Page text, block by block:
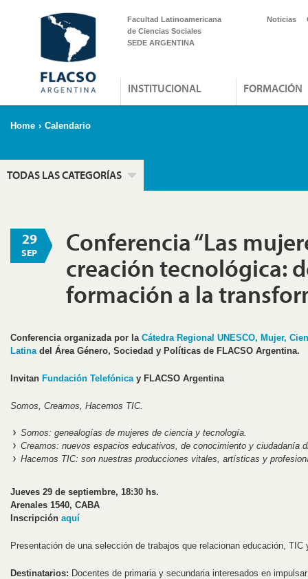
Facultad Latinoamericana
de Ciencias Sociales
SEDE ARGENTINA
Noticias
INSTITUCIONAL FORMACIÓN
Home › Calendario
TODAS LAS CATEGORÍAS
29
SEP
Conferencia “Las
creación tecnológica:
formación a la
Conferencia organizada por la Cátedra Regional UNESCO, Mujer,
Latinadel Área Género, Sociedad y Políticas de FLACSO Argentina.
Invitan Fundación Telefónica y FLACSO Argentina
Somos, Creamos, Hacemos TIC.
Somos: genealogías de mujeres de ciencia y tecnología.
Creamos: nuevos espacios educativos, de conocimiento y ciudadanía
Hacemos TIC: son nuestras producciones vitales, artísticas y
Jueves 29 de septiembre, 18:30 hs.
Arenales 1540, CABA
Inscripción aquí
Presentación de una selección de trabajos que relacionan educación, TIC
Destinatarios: Docentes de primaria y secundaria interesados en